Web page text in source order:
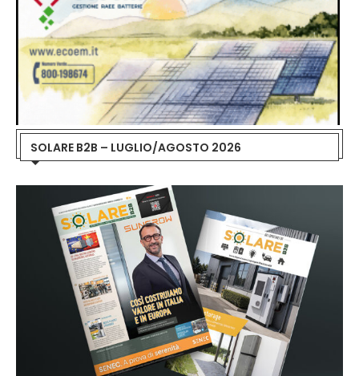
SOLARE B2B – LUGLIO/AGOSTO 2026